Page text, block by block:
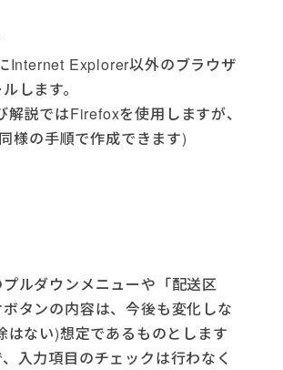
Internet Explorer以外のブラウザ
します。
解説ではFirefoxを使用しますが、
様の手順で作成できます)
プルダウンメニューや「配送区
タンの内容は、今後も変化しな
はない)想定であるものとします
、入力項目のチェックは行わなく